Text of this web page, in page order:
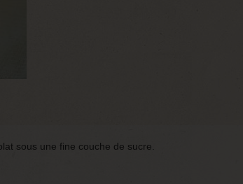
sous une fine couche de sucre.